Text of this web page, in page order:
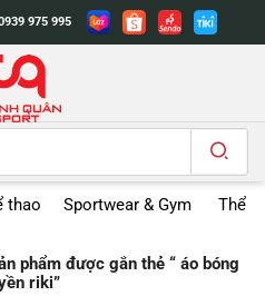
975 995
thao Sportwear & Gym Thể
phẩm được gắn thẻ “ áo bóng
riki”